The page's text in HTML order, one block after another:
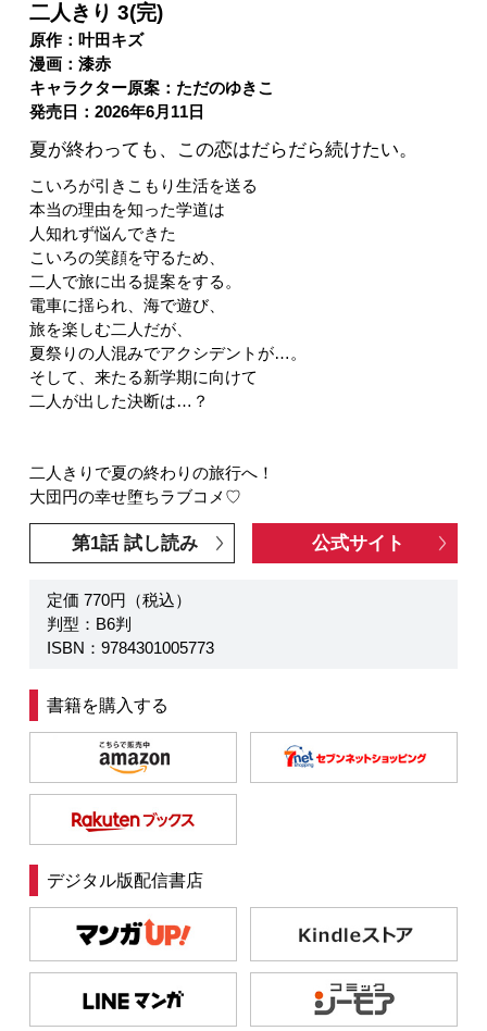
二人きり 3(完)
原作：叶田キズ
漫画：漆赤
キャラクター原案：ただのゆきこ
発売日：2026年6月11日
夏が終わっても、この恋はだらだら続けたい。
こいろが引きこもり生活を送る
本当の理由を知った学道は
人知れず悩んできた
こいろの笑顔を守るため、
二人で旅に出る提案をする。
電車に揺られ、海で遊び、
旅を楽しむ二人だが、
夏祭りの人混みでアクシデントが…。
そして、来たる新学期に向けて
二人が出した決断は…？
二人きりで夏の終わりの旅行へ！
大団円の幸せ堕ちラブコメ♡
第1話 試し読み 公式サイト
定価 770円（税込）
判型：B6判
ISBN：9784301005773
書籍を購入する
デジタル版配信書店